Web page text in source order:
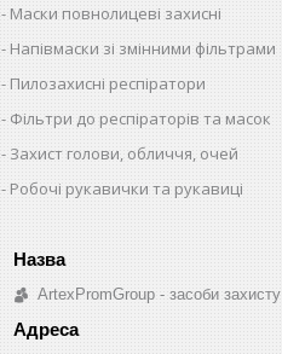
Маски повнолицеві захисні
Напівмаски зі змінними фільтрами
Пилозахисні респіратори
Фільтри до респіраторів та масок
Захист голови, обличчя, очей
Робочі рукавички та рукавиці
ArtexPromGroup - засоби захисту